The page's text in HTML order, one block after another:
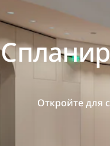
Откройте для